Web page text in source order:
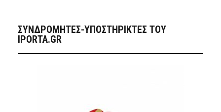
ΣΥΝΔΡΟΜΗΤΈΣ-ΥΠΟΣΤΗΡΙΚΤΈΣ ΤΟΥ
IPORTA.GR